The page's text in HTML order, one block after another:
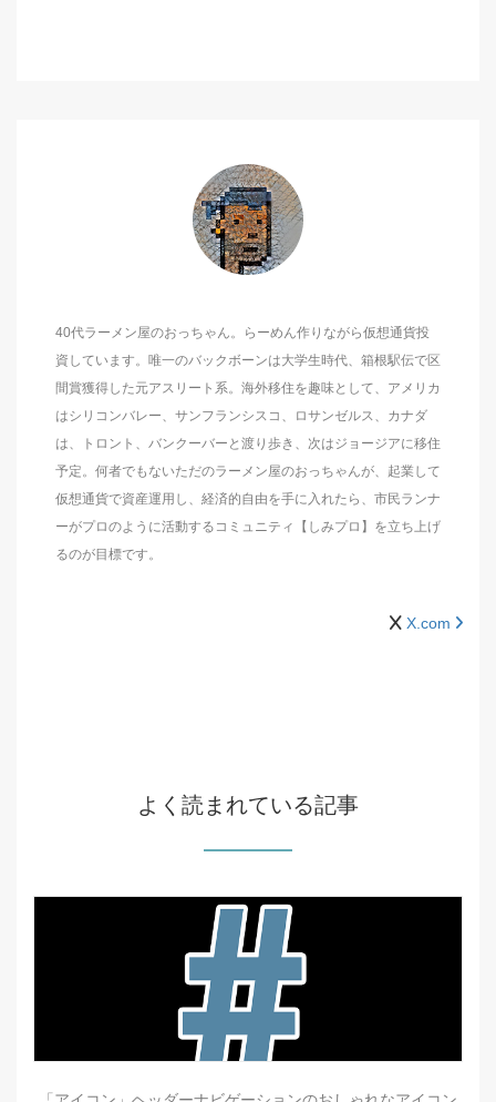
40代ラーメン屋のおっちゃん。らーめん作りながら仮想通貨投
資しています。唯一のバックボーンは大学生時代、箱根駅伝で区
間賞獲得した元アスリート系。海外移住を趣味として、アメリカ
はシリコンバレー、サンフランシスコ、ロサンゼルス、カナダ
は、トロント、バンクーバーと渡り歩き、次はジョージアに移住
予定。何者でもないただのラーメン屋のおっちゃんが、起業して
仮想通貨で資産運用し、経済的自由を手に入れたら、市民ランナ
ーがプロのように活動するコミュニティ【しみプロ】を立ち上げ
るのが目標です。
X.com
よく読まれている記事